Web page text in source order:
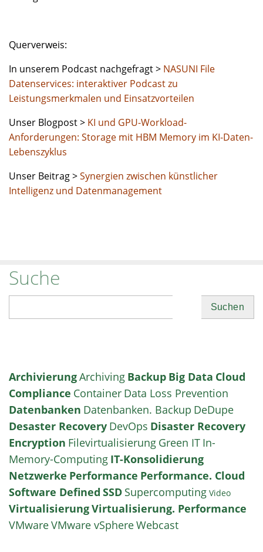
Querverweis:
In unserem Podcast nachgefragt > NASUNI File
Datenservices: interaktiver Podcast zu
Leistungsmerkmalen und Einsatzvorteilen
Unser Blogpost > KI und GPU-Workload-
Anforderungen: Storage mit HBM Memory im KI-Daten-
Lebenszyklus
Unser Beitrag >Synergien zwischen künstlicher
Intelligenz und Datenmanagement
Suche
ArchivierungArchiving Backup Big Data Cloud
Compliance Container Data Loss Prevention
Datenbanken Datenbanken. Backup DeDupe
Desaster Recovery DevOps Disaster Recovery
Encryption Filevirtualisierung Green IT In-
Memory-Computing IT-Konsolidierung
Netzwerke Performance Performance. Cloud
Software Defined SSD Supercomputing Video
VirtualisierungVirtualisierung. Performance
VMwareVMware vSphereWebcast